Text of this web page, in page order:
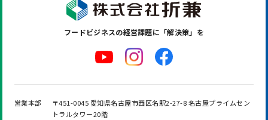
フードビジネスの経営課題に「解決策」を
営業本部
〒451-0045 愛知県名古屋市西区名駅2-27-8 名古屋プライムセン
トラルタワー20階